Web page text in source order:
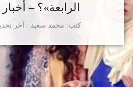
الرابعة»؟ –
كتب محمد سعيد آخر